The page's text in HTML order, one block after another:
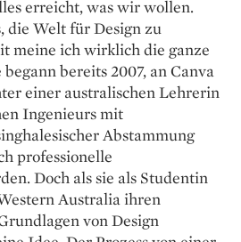
erreicht, was wir wollen.
die Welt für Design zu
meine ich wirklich die ganze
bereits 2007, an Canva
einer australischen Lehrerin
Ingenieurs mit
Abstammung
professionelle
Doch als sie als Studentin
Australia ihren
von Design